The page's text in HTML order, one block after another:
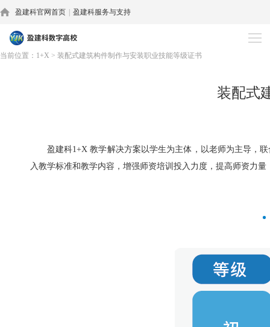
盈建科官网首页 盈建科服务与支持
当前位置： 1+X > 装配式建筑构件制作与安装职业技能等级证书
装配式
盈建科1+X 教学解决方案以学生为主体，以老师为主导，
入教学标准和教学内容，增强师资培训投入力度，提高师资力